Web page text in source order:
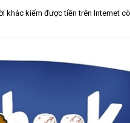
khác kiếm được tiền trên Internet